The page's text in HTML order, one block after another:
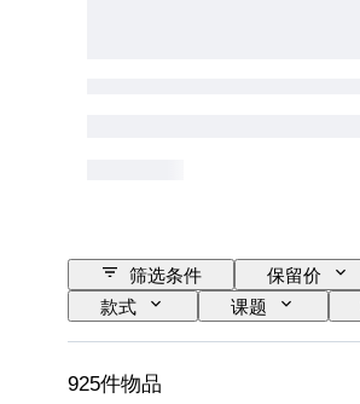
筛选条件 保留价
款式
课题
925件物品